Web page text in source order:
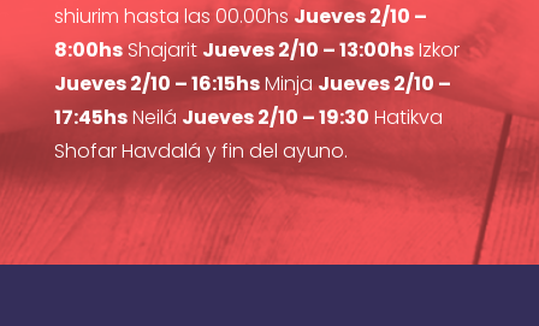
shiurim hasta las 00.00hsJueves 2/10 –
8:00hsShajarit Jueves 2/10 – 13:00hsIzkor
Jueves 2/10 – 16:15hsMinja Jueves 2/10 –
17:45hsNeilá Jueves 2/10 – 19:30 Hatikva
Shofar Havdalá y fin del ayuno.